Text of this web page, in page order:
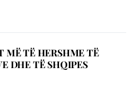
MË TË HERSHME TË
DHE TË SHQIPES